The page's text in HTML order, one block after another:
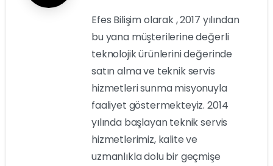
Efes Bilişim olarak , 2017 yılından
bu yana müşterilerine değerli
teknolojik ürünlerini değerinde
satın alma ve teknik servis
hizmetleri sunma misyonuyla
faaliyet göstermekteyiz. 2014
yılında başlayan teknik servis
hizmetlerimiz, kalite ve
uzmanlıkla dolu bir geçmişe